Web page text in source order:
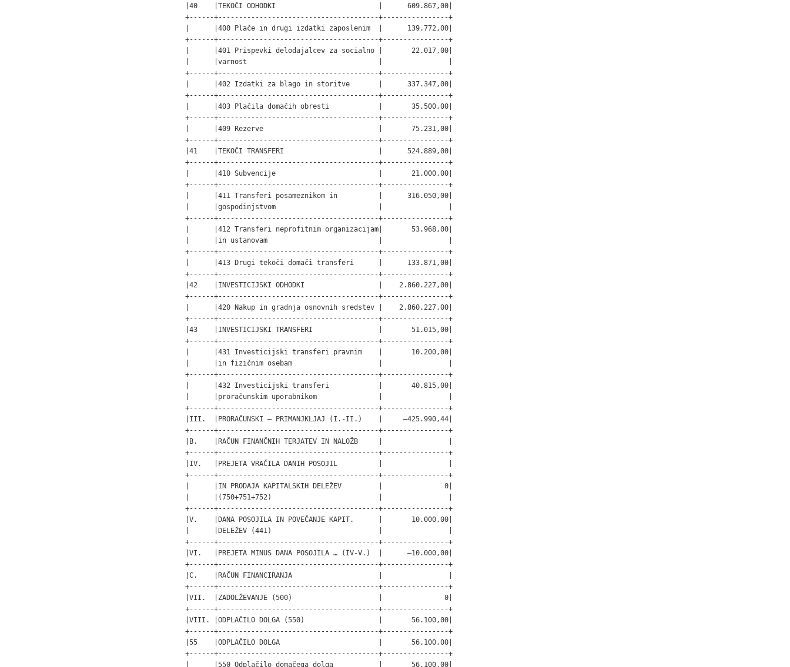
|40    |TEKOČI ODHODKI                         |      609.867,00|
+------+---------------------------------------+----------------+
|      |400 Plače in drugi izdatki zaposlenim  |      139.772,00|
+------+---------------------------------------+----------------+
|      |401 Prispevki delodajalcev za socialno |       22.017,00|
|      |varnost                                |                |
+------+---------------------------------------+----------------+
|      |402 Izdatki za blago in storitve       |      337.347,00|
+------+---------------------------------------+----------------+
|      |403 Plačila domačih obresti            |       35.500,00|
+------+---------------------------------------+----------------+
|      |409 Rezerve                            |       75.231,00|
+------+---------------------------------------+----------------+
|41    |TEKOČI TRANSFERI                       |      524.889,00|
+------+---------------------------------------+----------------+
|      |410 Subvencije                         |       21.000,00|
+------+---------------------------------------+----------------+
|      |411 Transferi posameznikom in          |      316.050,00|
|      |gospodinjstvom                         |                |
+------+---------------------------------------+----------------+
|      |412 Transferi neprofitnim organizacijam|       53.968,00|
|      |in ustanovam                           |                |
+------+---------------------------------------+----------------+
|      |413 Drugi tekoči domači transferi      |      133.871,00|
+------+---------------------------------------+----------------+
|42    |INVESTICIJSKI ODHODKI                  |    2.860.227,00|
+------+---------------------------------------+----------------+
|      |420 Nakup in gradnja osnovnih sredstev |    2.860.227,00|
+------+---------------------------------------+----------------+
|43    |INVESTICIJSKI TRANSFERI                |       51.015,00|
+------+---------------------------------------+----------------+
|      |431 Investicijski transferi pravnim    |       10.200,00|
|      |in fizičnim osebam                     |                |
+------+---------------------------------------+----------------+
|      |432 Investicijski transferi            |       40.815,00|
|      |proračunskim uporabnikom               |                |
+------+---------------------------------------+----------------+
|III.  |PRORAČUNSKI – PRIMANJKLJAJ (I.-II.)    |     –425.990,44|
+------+---------------------------------------+----------------+
|B.    |RAČUN FINANČNIH TERJATEV IN NALOŽB     |                |
+------+---------------------------------------+----------------+
|IV.   |PREJETA VRAČILA DANIH POSOJIL          |                |
+------+---------------------------------------+----------------+
|      |IN PRODAJA KAPITALSKIH DELEŽEV         |               0|
|      |(750+751+752)                          |                |
+------+---------------------------------------+----------------+
|V.    |DANA POSOJILA IN POVEČANJE KAPIT.      |       10.000,00|
|      |DELEŽEV (441)                          |                |
+------+---------------------------------------+----------------+
|VI.   |PREJETA MINUS DANA POSOJILA … (IV-V.)  |      –10.000,00|
+------+---------------------------------------+----------------+
|C.    |RAČUN FINANCIRANJA                     |                |
+------+---------------------------------------+----------------+
|VII.  |ZADOLŽEVANJE (500)                     |               0|
+------+---------------------------------------+----------------+
|VIII. |ODPLAČILO DOLGA (550)                  |       56.100,00|
+------+---------------------------------------+----------------+
|55    |ODPLAČILO DOLGA                        |       56.100,00|
+------+---------------------------------------+----------------+
|      |550 Odplačilo domačega dolga           |       56.100,00|